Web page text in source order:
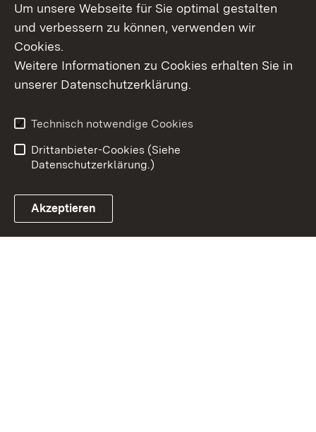
Erklärung zur
Benutzungshinweise
Um unsere Webseite für Sie optimal gestalten
und verbessern zu können, verwenden wir
Cookies.
Weitere Informationen zu Cookies erhalten Sie in
unserer Datenschutzerklärung.
Technisch notwendige Cookies
Drittanbieter-Cookies (Siehe
Datenschutzerklärung.)
Akzeptieren